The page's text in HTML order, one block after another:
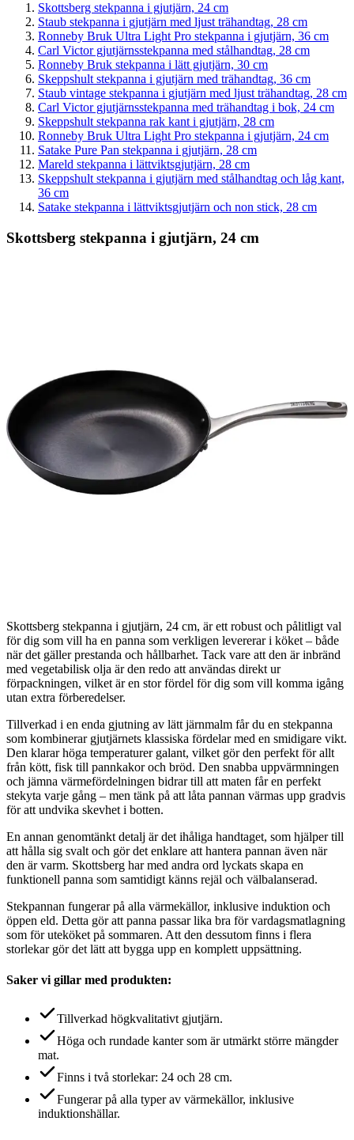
Skottsberg stekpanna i gjutjärn, 24 cm
Staub stekpanna i gjutjärn med ljust trähandtag, 28 cm
Ronneby Bruk Ultra Light Pro stekpanna i gjutjärn, 36 cm
Carl Victor gjutjärnsstekpanna med stålhandtag, 28 cm
Ronneby Bruk stekpanna i lätt gjutjärn, 30 cm
Skeppshult stekpanna i gjutjärn med trähandtag, 36 cm
Staub vintage stekpanna i gjutjärn med ljust trähandtag, 28 cm
Carl Victor gjutjärnsstekpanna med trähandtag i bok, 24 cm
Skeppshult stekpanna rak kant i gjutjärn, 28 cm
Ronneby Bruk Ultra Light Pro stekpanna i gjutjärn, 24 cm
Satake Pure Pan stekpanna i gjutjärn, 28 cm
Mareld stekpanna i lättviktsgjutjärn, 28 cm
Skeppshult stekpanna i gjutjärn med stålhandtag och låg kant,
36 cm
Satake stekpanna i lättviktsgjutjärn och non stick, 28 cm
Skottsberg stekpanna i gjutjärn, 24 cm
Skottsberg stekpanna i gjutjärn, 24 cm, är ett robust och pålitligt val
för dig som vill ha en panna som verkligen levererar i köket – både
när det gäller prestanda och hållbarhet. Tack vare att den är inbränd
med vegetabilisk olja är den redo att användas direkt ur
förpackningen, vilket är en stor fördel för dig som vill komma igång
utan extra förberedelser.
Tillverkad i en enda gjutning av lätt järnmalm får du en stekpanna
som kombinerar gjutjärnets klassiska fördelar med en smidigare vikt.
Den klarar höga temperaturer galant, vilket gör den perfekt för allt
från kött, fisk till pannkakor och bröd. Den snabba uppvärmningen
och jämna värmefördelningen bidrar till att maten får en perfekt
stekyta varje gång – men tänk på att låta pannan värmas upp gradvis
för att undvika skevhet i botten.
En annan genomtänkt detalj är det ihåliga handtaget, som hjälper till
att hålla sig svalt och gör det enklare att hantera pannan även när
den är varm. Skottsberg har med andra ord lyckats skapa en
funktionell panna som samtidigt känns rejäl och välbalanserad.
Stekpannan fungerar på alla värmekällor, inklusive induktion och
öppen eld. Detta gör att panna passar lika bra för vardagsmatlagning
som för uteköket på sommaren. Att den dessutom finns i flera
storlekar gör det lätt att bygga upp en komplett uppsättning.
Saker vi gillar med produkten:
Tillverkad högkvalitativt gjutjärn.
Höga och rundade kanter som är utmärkt större mängder
mat.
Finns i två storlekar: 24 och 28 cm.
Fungerar på alla typer av värmekällor, inklusive
induktionshällar.